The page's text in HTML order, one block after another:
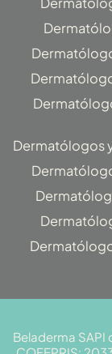
Dermatólogos
Beladerma SAPI